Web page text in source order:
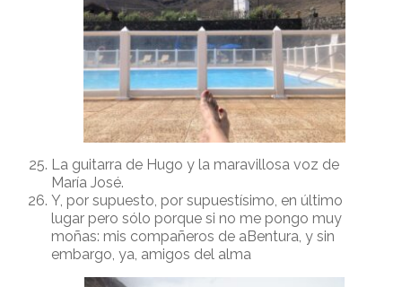
La guitarra de Hugo y la maravillosa voz de
María José.
Y, por supuesto, por supuestísimo, en último
lugar pero sólo porque si no me pongo muy
moñas: mis compañeros de aBentura, y sin
embargo, ya, amigos del alma